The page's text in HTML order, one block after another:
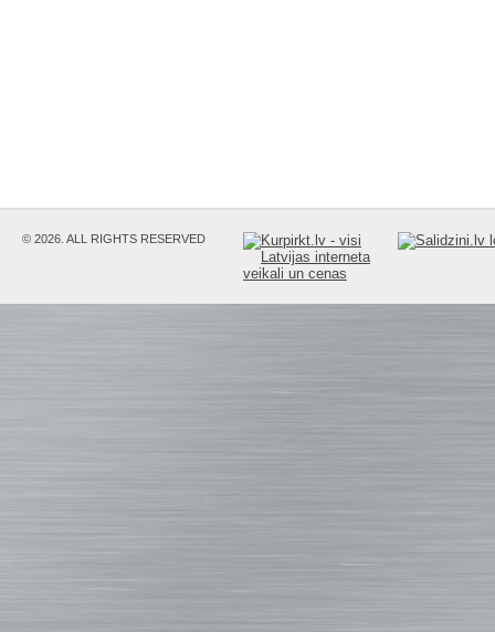
© 2026. ALL RIGHTS RESERVED